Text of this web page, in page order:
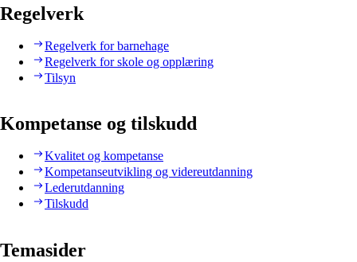
Regelverk
Regelverk for barnehage
Regelverk for skole og opplæring
Tilsyn
Kompetanse og tilskudd
Kvalitet og kompetanse
Kompetanseutvikling og videreutdanning
Lederutdanning
Tilskudd
Temasider